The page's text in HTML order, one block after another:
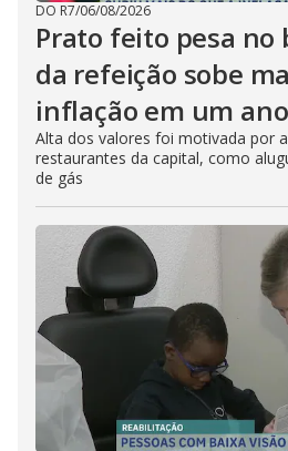
DO R7/06/08/2026
Prato feito pesa no
da refeição sobe
inflação em um ano
Alta dos valores foi motivada por
restaurantes da capital, como
de gás